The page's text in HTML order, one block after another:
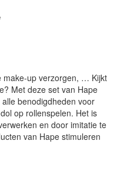
make-up verzorgen, … Kijkt
Met deze set van Hape
benodigdheden voor
op rollenspelen. Het is
en door imitatie te
van Hape stimuleren